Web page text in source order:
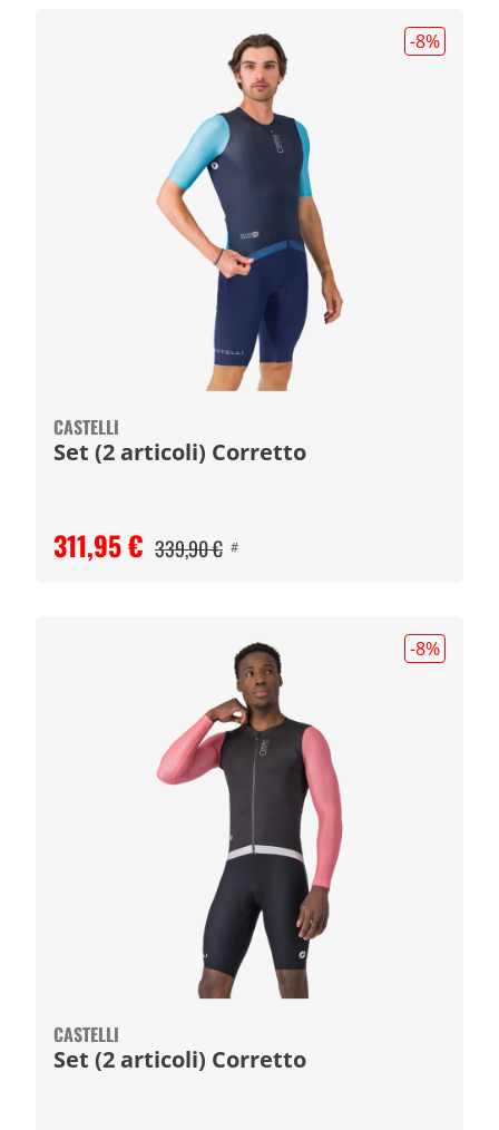
-8%
CASTELLI
Set (2 articoli) Corretto
311,95 € 339,90 € #
-8%
CASTELLI
Set (2 articoli) Corretto